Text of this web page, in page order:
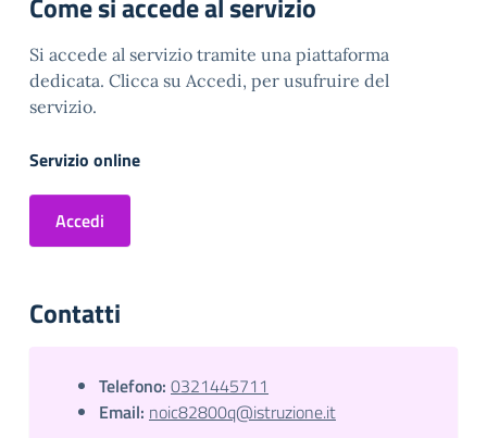
Si accede al servizio tramite una piattaforma
dedicata. Clicca su Accedi, per usufruire del
servizio.
Servizio online
Accedi
Contatti
Telefono: 0321445711
Email: noic82800q@istruzione.it